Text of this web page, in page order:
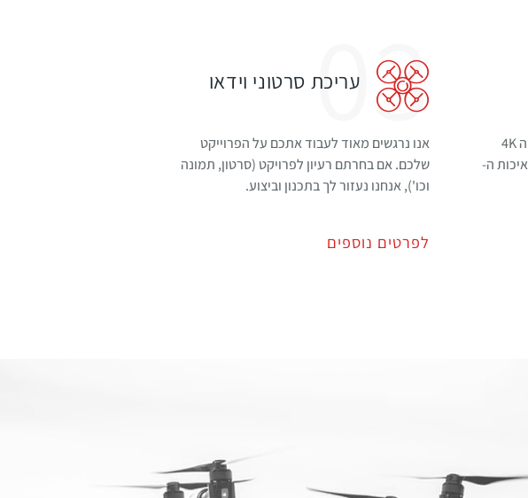
צילומי רחפן באיכות 4K, רחפן עם מצלמה 4K
באיכות גבוהה פי 4 מאיכות ה-
03עריכת סרטוני וידאו
אנו נרגשים מאוד לעבוד אתכם על הפרוייקט
שלכם. אם בחרתם רעיון לפרויקט (סרטון, תמונה
וכו'), אנחנו נעזור לך בתכנון וביצוע.
לפרטים נוספים